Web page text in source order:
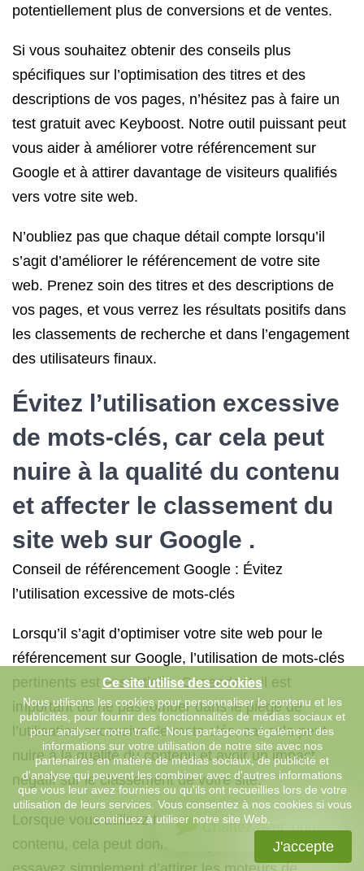
potentiellement plus de conversions et de ventes.
Si vous souhaitez obtenir des conseils plus
spécifiques sur l’optimisation des titres et des
descriptions de vos pages, n’hésitez pas à faire un
test gratuit avec Keyboost. Notre outil puissant peut
vous aider à améliorer votre référencement sur
Google et à attirer davantage de visiteurs qualifiés
vers votre site web.
N’oubliez pas que chaque détail compte lorsqu’il
s’agit d’améliorer le référencement de votre site
web. Prenez soin des titres et des descriptions de
vos pages, et vous verrez les résultats positifs dans
les classements de recherche et dans l’engagement
des utilisateurs finaux.
Évitez l’utilisation excessive
de mots-clés, car cela peut
nuire à la qualité du contenu
et affecter le classement du
site web sur Google .
Conseil de référencement Google : Évitez
l’utilisation excessive de mots-clés
Lorsqu’il s’agit d’optimiser votre site web pour le
référencement sur Google, l’utilisation de mots-clés
pertinents est essentielle. Cependant, il est
important de ne pas tomber dans le piège de
l’utilisation excessive de mots-clés, car cela peut
nuire à la qualité du contenu et avoir un impact
négatif sur le classement de votre site.
Lorsque vous utilisez trop de mots-clés dans votre
contenu, cela peut donner l’impression que vous
Chattez avec nous
Ce site utilise des cookies
Nous utilisons les cookies pour personnaliser le contenu et les
publicités, pour fournir des fonctionnalités de médias sociaux et
pour analyser notre trafic. Nous partageons également des
informations sur votre utilisation de notre site avec nos
partenaires en matière de médias sociaux, de publicité et
d'analyse qui peuvent les combiner avec d'autres informations
que vous leur avez fournies ou qu'ils ont recueillies lors de votre
utilisation de leurs services. Vous consentez à nos cookies si vous
continuez à utiliser notre site Web.
J'accepte